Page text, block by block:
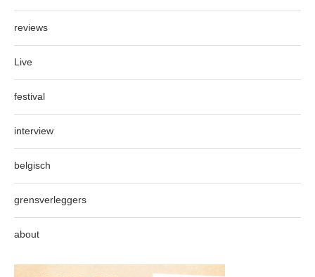
reviews
Live
festival
interview
belgisch
grensverleggers
about